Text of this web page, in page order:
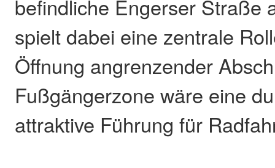
befindliche Engerser Straße
spielt dabei eine zentrale
Öffnung angrenzender
Fußgängerzone wäre eine
attraktive Führung für